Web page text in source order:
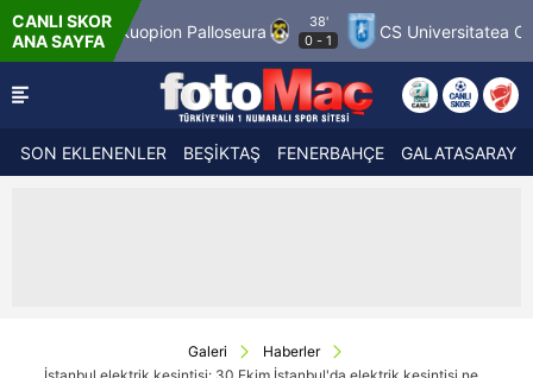
CANLI SKOR
ANA SAYFA
12 Kuopion Palloseura
38'
0 -1 CS Universitatea
SON EKLENENLER BEŞİKTAŞ FENERBAHÇE GALATASARAY
Galeri
Haberler